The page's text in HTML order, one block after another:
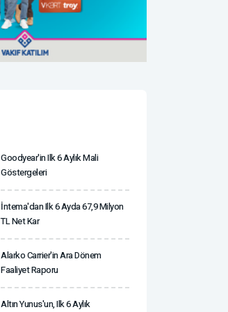
Goodyear'in Ilk 6 Aylık Mali
Göstergeleri
İntema'dan Ilk 6 Ayda 67,9 Milyon
TL Net Kar
Alarko Carrier'in Ara Dönem
Faaliyet Raporu
Altın Yunus'un, Ilk 6 Aylık